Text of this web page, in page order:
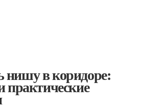
в коридоре:
практические